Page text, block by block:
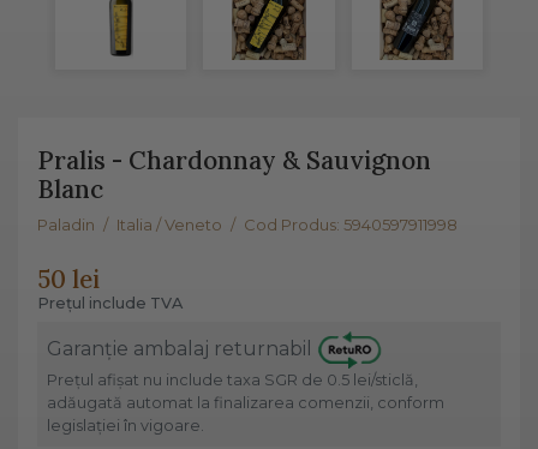
Pralis - Chardonnay & Sauvignon
Blanc
Paladin / Italia / Veneto / Cod Produs: 5940597911998
50 lei
Prețul include TVA
Garanție ambalaj returnabil
Prețul afișat nu include taxa SGR de 0.5 lei/sticlă,
adăugată automat la finalizarea comenzii, conform
legislației în vigoare.